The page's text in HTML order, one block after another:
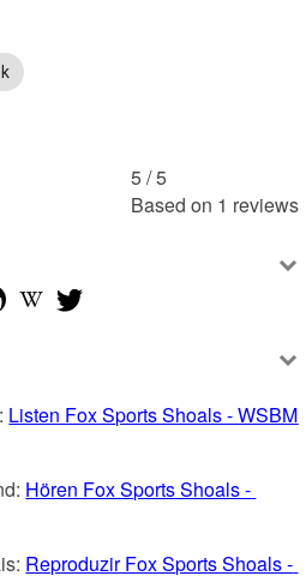
5 /5
Based on 1 reviews
Listen Fox Sports Shoals - WSBM
Hören Fox Sports Shoals -
Reproduzir Fox Sports Shoals -